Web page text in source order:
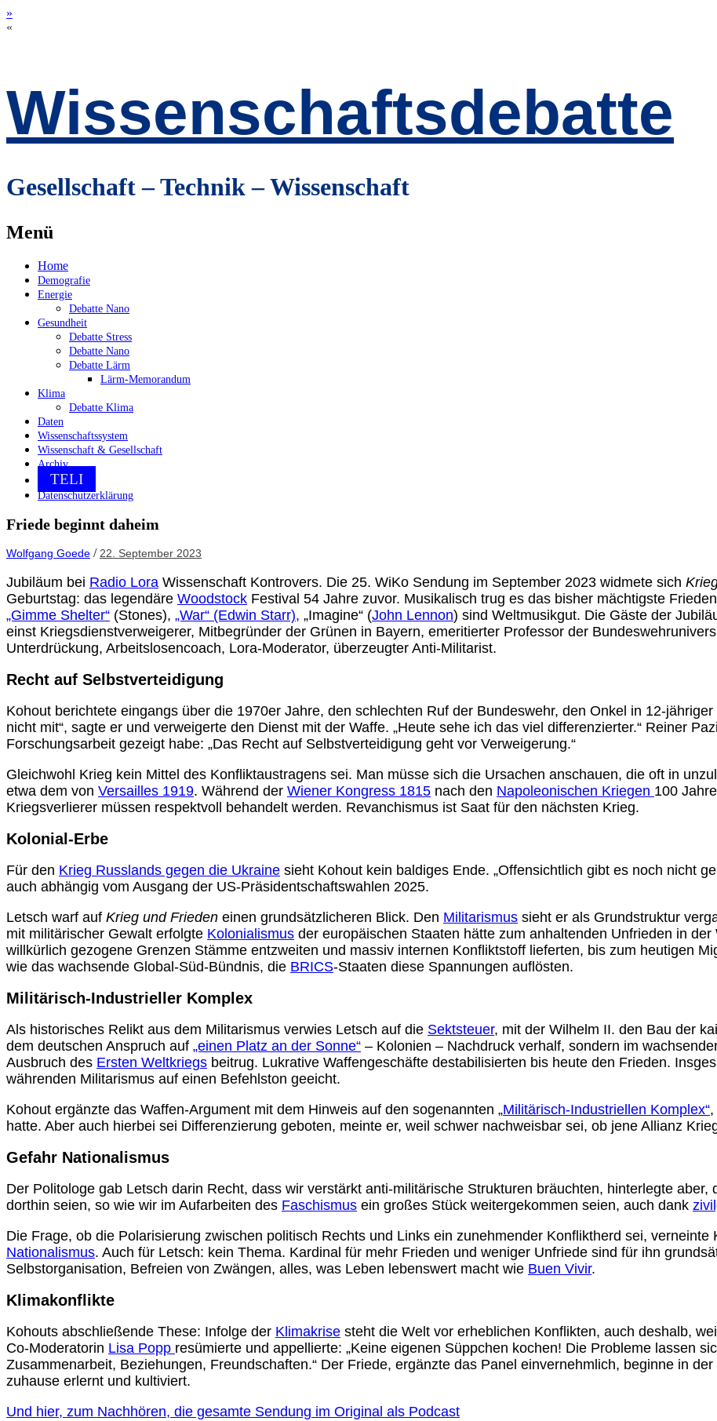
»
«
Wissenschaftsdebatte
Gesellschaft – Technik – Wissenschaft
Menü
Zum
Inhalt
springen
Home
Demografie
Energie
Debatte Nano
Gesundheit
Debatte Stress
Debatte Nano
Debatte Lärm
Lärm-Memorandum
Klima
Debatte Klima
Daten
Wissenschaftssystem
Wissenschaft & Gesellschaft
Archiv
TELI
Datenschutzerklärung
Friede beginnt daheim
Wolfgang Goede /22. September 2023
Jubiläum bei Radio Lora Wissenschaft Kontrovers. Die 25. WiKo Sendung im September 2023 widmete sich
Geburtstag: das legendäre Woodstock Festival 54 Jahre zuvor. Musikalisch trug es das bisher mächtigste
„Gimme Shelter“ (Stones), „War“ (Edwin Starr), „Imagine“ (John Lennon) sind Weltmusikgut. Die Gäste der
einst Kriegsdienstverweigerer, Mitbegründer der Grünen in Bayern, emeritierter Professor der
Unterdrückung, Arbeitslosencoach, Lora-Moderator, überzeugter Anti-Militarist.
Recht auf Selbstverteidigung
Kohout berichtete eingangs über die 1970er Jahre, den schlechten Ruf der Bundeswehr, den Onkel in 12-
nicht mit“, sagte er und verweigerte den Dienst mit der Waffe. „Heute sehe ich das viel differenzierter.“ Reiner
Forschungsarbeit gezeigt habe: „Das Recht auf Selbstverteidigung geht vor Verweigerung.“
Gleichwohl Krieg kein Mittel des Konfliktaustragens sei. Man müsse sich die Ursachen anschauen, die oft in
etwa dem von Versailles 1919. Während der Wiener Kongress 1815 nach den Napoleonischen Kriegen 100
Kriegsverlierer müssen respektvoll behandelt werden. Revanchismus ist Saat für den nächsten Krieg.
Kolonial-Erbe
Für den Krieg Russlands gegen die Ukraine sieht Kohout kein baldiges Ende. „Offensichtlich gibt es noch nicht
auch abhängig vom Ausgang der US-Präsidentschaftswahlen 2025.
Letsch warf auf Krieg und Frieden einen grundsätzlicheren Blick. Den Militarismus sieht er als Grundstruktur
mit militärischer Gewalt erfolgte Kolonialismus der europäischen Staaten hätte zum anhaltenden Unfrieden in
willkürlich gezogene Grenzen Stämme entzweiten und massiv internen Konfliktstoff lieferten, bis zum heutigen
wie das wachsende Global-Süd-Bündnis, die BRICS-Staaten diese Spannungen auflösten.
Militärisch-Industrieller Komplex
Als historisches Relikt aus dem Militarismus verwies Letsch auf die Sektsteuer, mit der Wilhelm II. den Bau der
dem deutschen Anspruch auf „einen Platz an der Sonne“ – Kolonien – Nachdruck verhalf, sondern im
Ausbruch des Ersten Weltkriegs beitrug. Lukrative Waffengeschäfte destabilisierten bis heute den Frieden.
währenden Militarismus auf einen Befehlston geeicht.
Kohout ergänzte das Waffen-Argument mit dem Hinweis auf den sogenannten „Militärisch-Industriellen Komplex“
hatte. Aber auch hierbei sei Differenzierung geboten, meinte er, weil schwer nachweisbar sei, ob jene Allianz
Gefahr Nationalismus
Der Politologe gab Letsch darin Recht, dass wir verstärkt anti-militärische Strukturen bräuchten, hinterlegte
dorthin seien, so wie wir im Aufarbeiten des Faschismus ein großes Stück weitergekommen seien, auch dank
Die Frage, ob die Polarisierung zwischen politisch Rechts und Links ein zunehmender Konfliktherd sei,
Nationalismus. Auch für Letsch: kein Thema. Kardinal für mehr Frieden und weniger Unfriede sind für ihn
Selbstorganisation, Befreien von Zwängen, alles, was Leben lebenswert macht wie Buen Vivir.
Klimakonflikte
Kohouts abschließende These: Infolge der Klimakrise steht die Welt vor erheblichen Konflikten, auch deshalb,
Co-Moderatorin Lisa Popp resümierte und appellierte: „Keine eigenen Süppchen kochen! Die Probleme lassen
Zusammenarbeit, Beziehungen, Freundschaften.“ Der Friede, ergänzte das Panel einvernehmlich, beginne in
zuhause erlernt und kultiviert.
Und hier, zum Nachhören, die gesamte Sendung im Original als Podcast